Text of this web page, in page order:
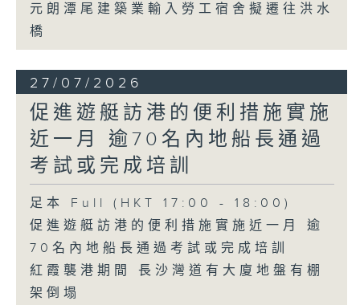
元朗潭尾建築業輸入勞工宿舍擬遷往洪水
橋
27/07/2026
促進遊艇訪港的便利措施實施
近一月 逾70名內地船長通過
考試或完成培訓
足本 Full (HKT 17:00 - 18:00)
促進遊艇訪港的便利措施實施近一月 逾
70名內地船長通過考試或完成培訓
紅霞襲港期間 長沙灣道有大廈地盤有棚
架倒塌